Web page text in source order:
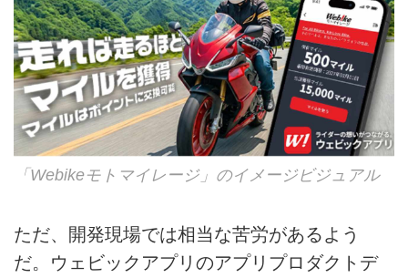
「Webikeモトマイレージ」のイメージビジュアル
ただ、開発現場では相当な苦労があるよう
だ。ウェビックアプリのアプリプロダクトデ